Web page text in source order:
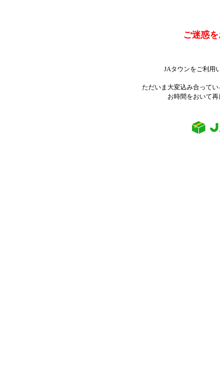
ご迷惑
JAタウンをご利用
ただいま大変込み合って
お時間をおいて